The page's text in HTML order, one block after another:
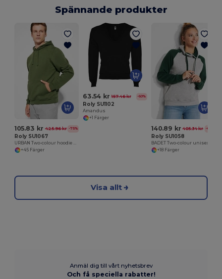
Spännande produkter
105.83 kr 425.96 kr -75%
Roly SU1067
+45 Färger
63.54 kr 157.46 kr -60%
Roly SU1102
Amandus
+1 Färger
140.89 kr 405.34 kr -65%
Roly SU1058
+18 Färger
Visa allt
Anmäl dig till vårt nyhetsbrev
Och få speciella rabatter!